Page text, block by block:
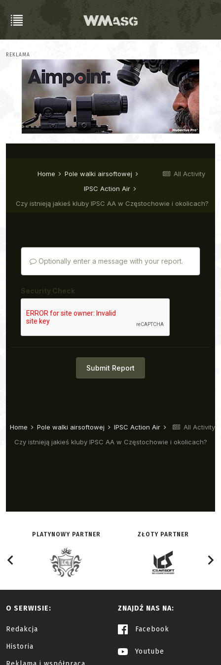
REKLAMA
PLATYNOWY PARTNER ZŁOTY PARTNER
O SERWISIE:
Redakcja
Historia
ZNAJDŹ NAS NA:
Facebook
Youtube